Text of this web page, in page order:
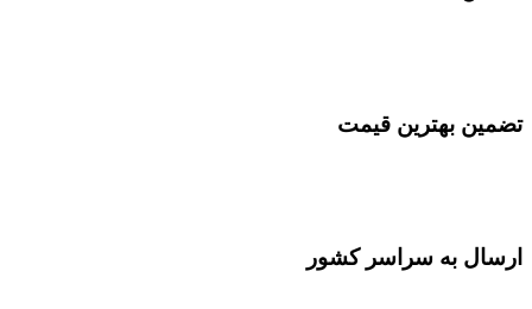
تضمین بهترین قیمت
ارسال به سراسر کشور